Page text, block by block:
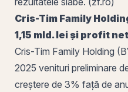
Cris-Tim Family
1,15 mld. lei și profit
Cris-Tim Family Holding
2025 venituri preliminare
creștere de 3% față de